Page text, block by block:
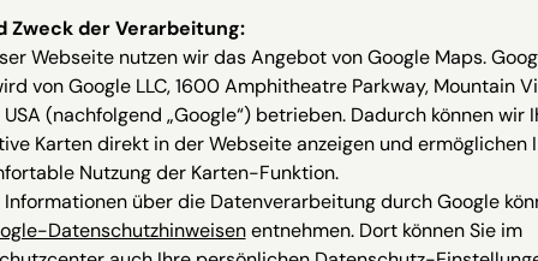
Zweck der Verarbeitung:
Webseite nutzen wir das Angebot von Google Maps.
von Google LLC, 1600 Amphitheatre Parkway, Mountain
(nachfolgend „Google“) betrieben. Dadurch können wir
Karten direkt in der Webseite anzeigen und ermöglichen
Nutzung der Karten-Funktion.
Informationen über die Datenverarbeitung durch Google
Datenschutzhinweisenentnehmen. Dort können Sie im